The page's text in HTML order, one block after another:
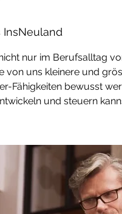
InsNeuland
nur im Berufsalltag
von uns kleinere und
Fähigkeiten bewusst
und steuern